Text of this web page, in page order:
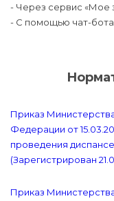
- Через сервис «Мое
- С помощью чат-
Приказ
Федерации от
проведения
(Зарегистрирован
Приказ